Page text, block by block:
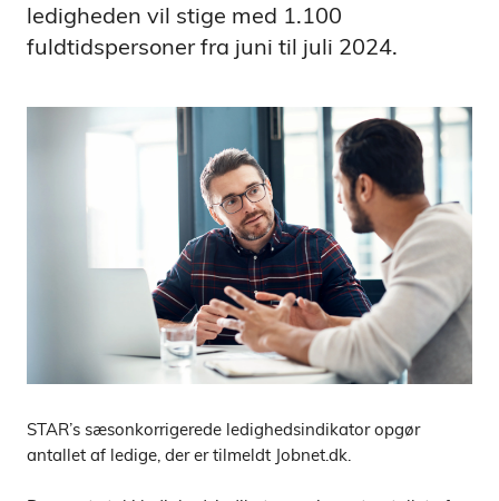
ledigheden vil stige med 1.100
fuldtidspersoner fra juni til juli 2024.
STAR’s sæsonkorrigerede ledighedsindikator opgør
antallet af ledige, der er tilmeldt Jobnet.dk.